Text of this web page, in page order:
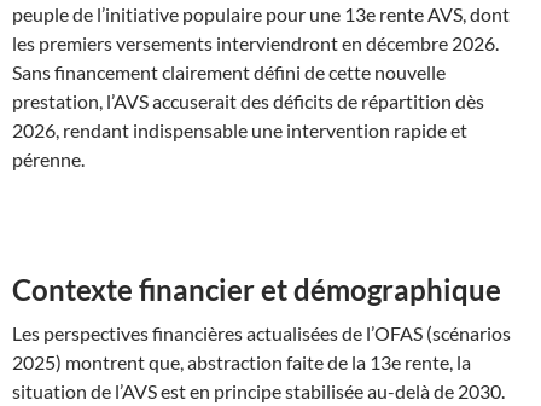
peuple de l’initiative populaire pour une 13e rente AVS, dont
les premiers versements interviendront en décembre 2026.
Sans financement clairement défini de cette nouvelle
prestation, l’AVS accuserait des déficits de répartition dès
2026, rendant indispensable une intervention rapide et
pérenne.
Contexte financier et démographique
Les perspectives financières actualisées de l’OFAS (scénarios
2025) montrent que, abstraction faite de la 13e rente, la
situation de l’AVS est en principe stabilisée au-delà de 2030.